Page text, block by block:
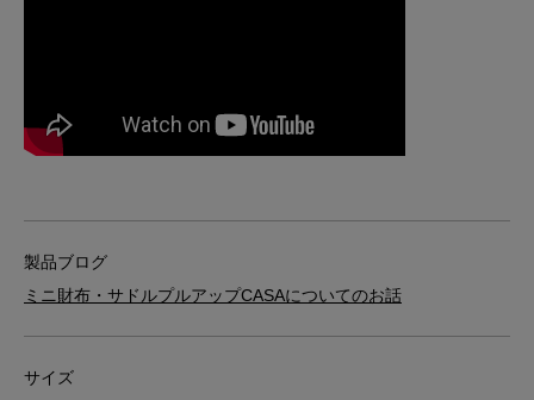
製品ブログ
ミニ財布・サドルプルアップCASAについてのお話
サイズ